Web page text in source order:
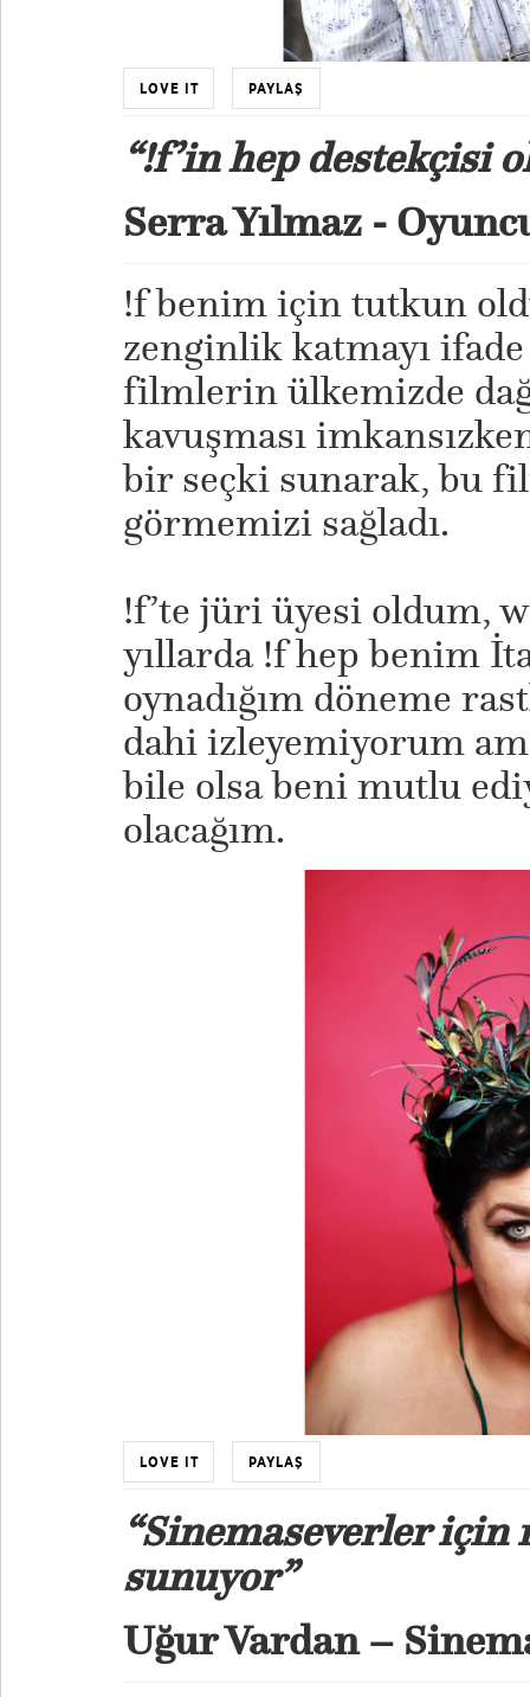
LOVE IT PAYLAŞ
“!f’in hep destekçisi
Serra Yılmaz -
!f benim için tutkun
zenginlik katmayı ifade
filmlerin ülkemizde
kavuşması
bir seçki sunarak, bu
görmemizi sağladı.
!f’te jüri üyesi oldum,
yıllarda !f hep benim
oynadığım döneme
dahi izleyemiyorum
bile olsa beni mutlu
olacağım.
LOVE IT PAYLAŞ
“Sinemaseverler için
sunuyor”
Uğur Vardan –